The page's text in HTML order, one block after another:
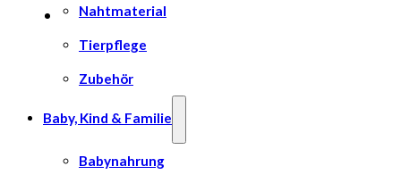
Nahtmaterial
Tierpflege
Zubehör
Baby, Kind & Familie
Babynahrung